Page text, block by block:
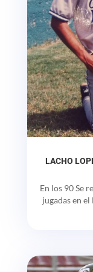
LACHO
En los 90 Se
jugadas en